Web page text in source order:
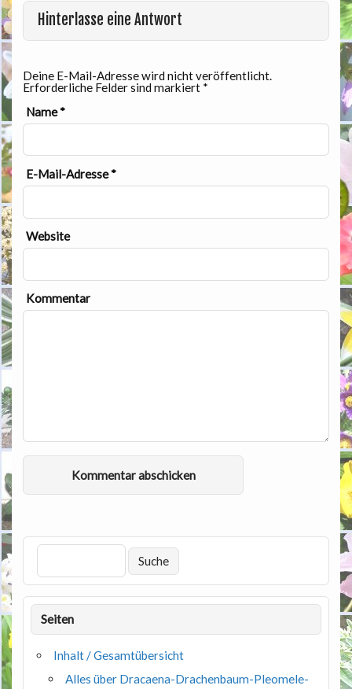
Hinterlasse eine Antwort
Deine E-Mail-Adresse wird nicht veröffentlicht.
Erforderliche Felder sind markiert *
Name*
E-Mail-Adresse*
Website
Kommentar
Seiten
Inhalt / Gesamtübersicht
Alles über Dracaena-Drachenbaum-Pleomele-